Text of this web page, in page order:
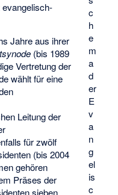
c
h
e
m
a
d
er
E
v
a
n
g
el
is
c
Jahre aus ihrer
(bis 1989
Vertretung der
wählt für eine
Leitung der
für zwölf
(bis 2004
gehören
Präses der
sieben